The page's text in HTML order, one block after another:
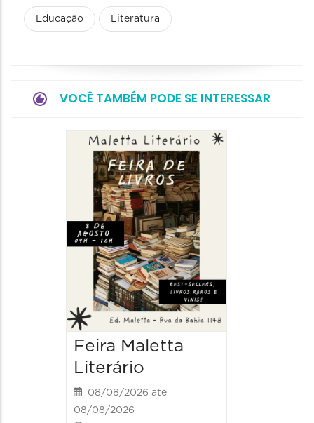
Educação Literatura
VOCÊ TAMBÉM PODE SE INTERESSAR
Feira Maletta
Literário
08/08/2026 até
08/08/2026